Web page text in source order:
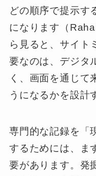
どの順序で提示す
になります（
ら見ると、サイト
要なのは、デジタ
く、画面を通じて
うになるかを設計
専門的な記録を「
するためには、ま
要があります。発